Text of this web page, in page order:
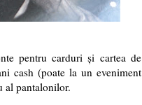
pentru carduri și cartea de
cash (poate la un eveniment
al pantalonilor.